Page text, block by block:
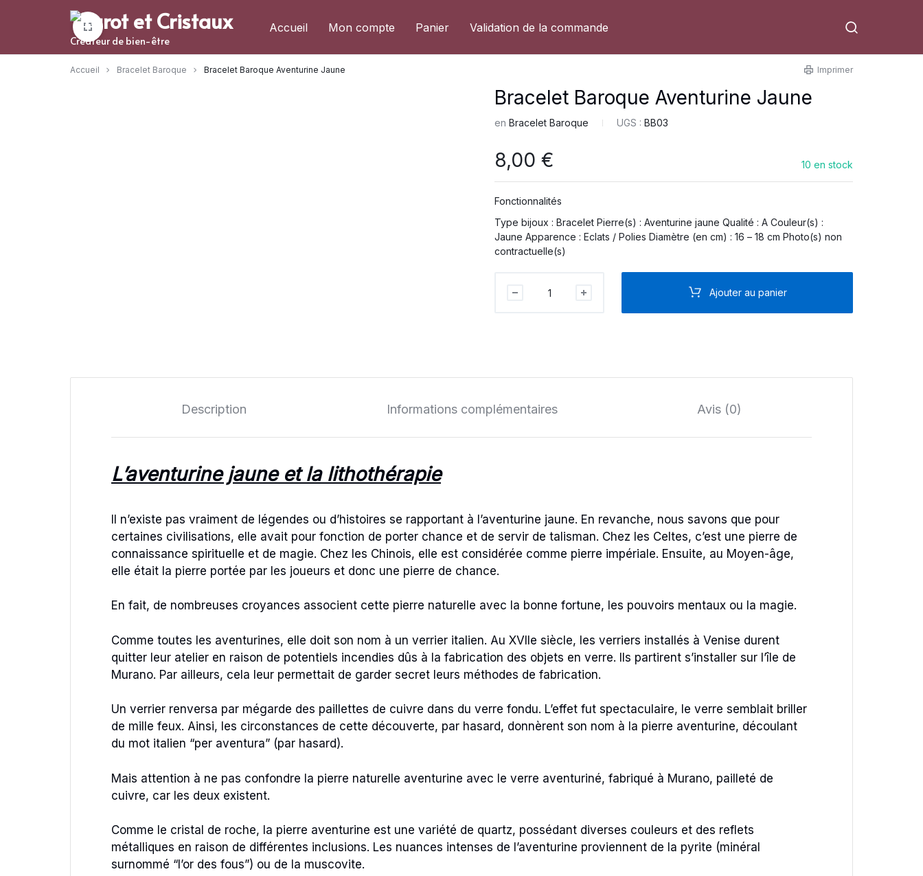
Créateur de bien-être
Accueil Mon compte Panier Validation de la commande
Accueil Bracelet Baroque Bracelet Baroque Aventurine Jaune Imprimer
Bracelet Baroque Aventurine Jaune
enBracelet Baroque UGS :BB03
8,00€ 10 en stock
Fonctionnalités
Type bijoux : Bracelet Pierre(s) : Aventurine jaune Qualité : A Couleur(s) :
Jaune Apparence : Eclats / Polies Diamètre (en cm) : 16 – 18 cm Photo(s) non
contractuelle(s)
Ajouter au panier
Description Informations complémentaires Avis (0)
L’aventurine jaune et la lithothérapie
Il n’existe pas vraiment de légendes ou d’histoires se rapportant à l’aventurine jaune. En revanche, nous savons que pour
certaines civilisations, elle avait pour fonction de porter chance et de servir de talisman. Chez les Celtes, c’est une pierre de
connaissance spirituelle et de magie. Chez les Chinois, elle est considérée comme pierre impériale. Ensuite, au Moyen-âge,
elle était la pierre portée par les joueurs et donc une pierre de chance.
En fait, de nombreuses croyances associent cette pierre naturelle avec la bonne fortune, les pouvoirs mentaux ou la magie.
Comme toutes les aventurines, elle doit son nom à un verrier italien. Au XVIIe siècle, les verriers installés à Venise durent
quitter leur atelier en raison de potentiels incendies dûs à la fabrication des objets en verre. Ils partirent s’installer sur l’île de
Murano. Par ailleurs, cela leur permettait de garder secret leurs méthodes de fabrication.
Un verrier renversa par mégarde des paillettes de cuivre dans du verre fondu. L’effet fut spectaculaire, le verre semblait briller
de mille feux. Ainsi, les circonstances de cette découverte, par hasard, donnèrent son nom à la pierre aventurine, découlant
du mot italien “per aventura” (par hasard).
Mais attention à ne pas confondre la pierre naturelle aventurine avec le verre aventuriné, fabriqué à Murano, pailleté de
cuivre, car les deux existent.
Comme le cristal de roche, la pierre aventurine est une variété de quartz, possédant diverses couleurs et des reflets
métalliques en raison de différentes inclusions. Les nuances intenses de l’aventurine proviennent de la pyrite (minéral
surnommé “l’or des fous”) ou de la muscovite.